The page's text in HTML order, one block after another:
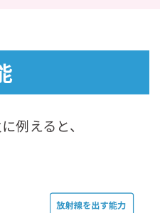
例えると、